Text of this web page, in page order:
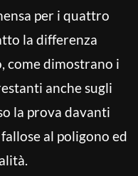
per i quattro
la differenza
come dimostrano i
anche sugli
la prova davanti
al poligono ed